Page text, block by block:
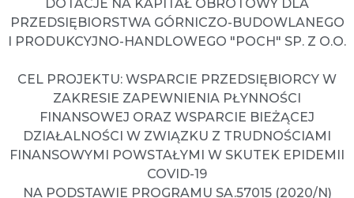
DOTACJE NA KAPITAŁ OBROTOWY DLA
PRZEDSIĘBIORSTWA GÓRNICZO-BUDOWLANEGO
I PRODUKCYJNO-HANDLOWEGO "POCH" SP. Z O.O.
CEL PROJEKTU: WSPARCIE PRZEDSIĘBIORCY W
ZAKRESIE ZAPEWNIENIA PŁYNNOŚCI
FINANSOWEJ ORAZ WSPARCIE BIEŻĄCEJ
DZIAŁALNOŚCI W ZWIĄZKU Z TRUDNOŚCIAMI
FINANSOWYMI POWSTAŁYMI W SKUTEK EPIDEMII
COVID-19
NA PODSTAWIE PROGRAMU SA.57015 (2020/N)